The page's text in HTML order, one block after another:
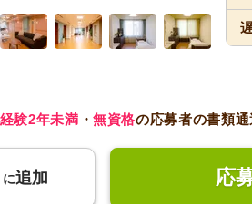
経験2年未満 ・無資格の応募者の書類
に追加 応